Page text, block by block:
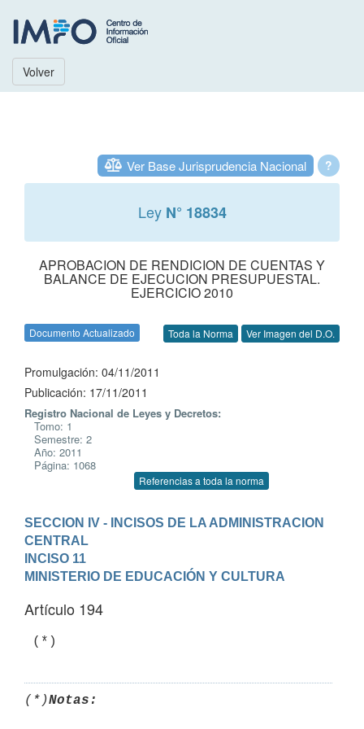
Volver
?
Ver Base Jurisprudencia Nacional
Ley N° 18834
APROBACION DE RENDICION DE CUENTAS Y
BALANCE DE EJECUCION PRESUPUESTAL.
EJERCICIO 2010
Documento Actualizado Toda la Norma Ver Imagen del D.O.
Promulgación: 04/11/2011
Publicación: 17/11/2011
Registro Nacional de Leyes y Decretos:
Tomo: 1
Semestre: 2
Año: 2011
Página: 1068
Referencias a toda la norma
SECCION IV - INCISOS DE LA ADMINISTRACION
CENTRAL
INCISO 11
MINISTERIO DE EDUCACIÓN Y CULTURA
Artículo 194
(*)
(*)Notas: